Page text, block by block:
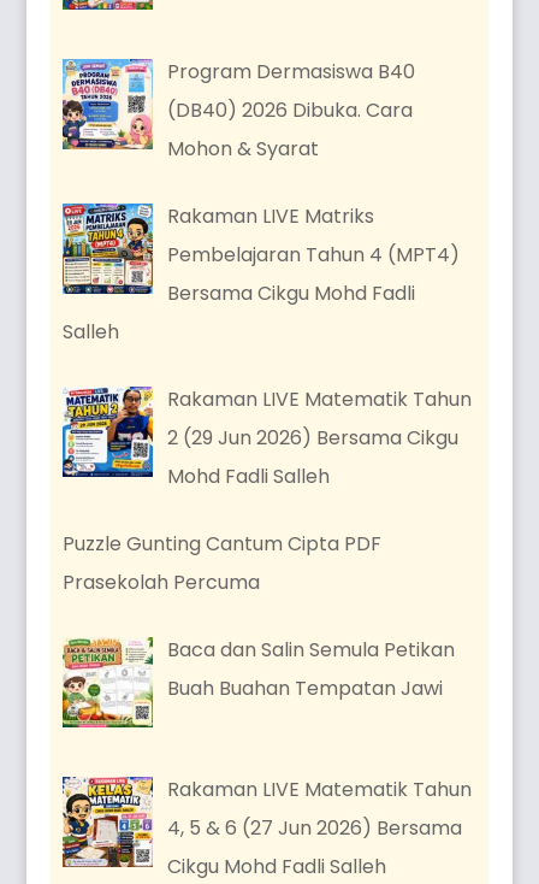
Program Dermasiswa B40
(DB40) 2026 Dibuka. Cara
Mohon & Syarat
Rakaman LIVE Matriks
Pembelajaran Tahun 4 (MPT4)
Bersama Cikgu Mohd Fadli
Salleh
Rakaman LIVE Matematik Tahun
2 (29 Jun 2026) Bersama Cikgu
Mohd Fadli Salleh
Puzzle Gunting Cantum Cipta PDF
Prasekolah Percuma
Baca dan Salin Semula Petikan
Buah Buahan Tempatan Jawi
Rakaman LIVE Matematik Tahun
4, 5 & 6 (27 Jun 2026) Bersama
Cikgu Mohd Fadli Salleh